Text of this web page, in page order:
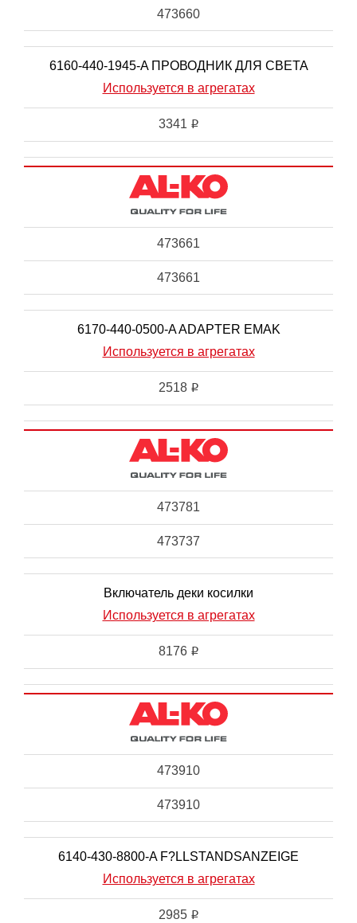
473660
6160-440-1945-A ПРОВОДНИК ДЛЯ СВЕТА
Используется в агрегатах
3341 i
473661
473661
6170-440-0500-A ADAPTER EMAK
Используется в агрегатах
2518 i
473781
473737
Включатель деки косилки
Используется в агрегатах
8176 i
473910
473910
6140-430-8800-A F?LLSTANDSANZEIGE
Используется в агрегатах
2985 i